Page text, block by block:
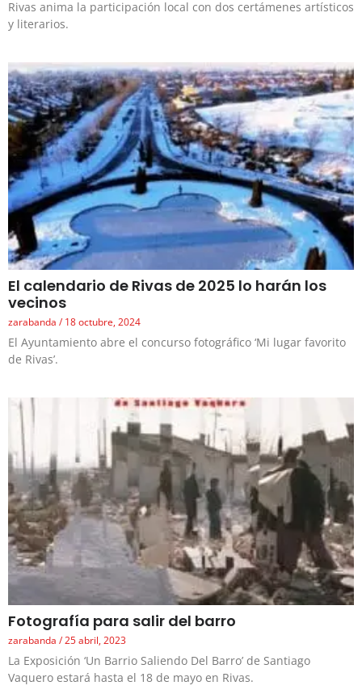
Rivas anima la participación local con dos certámenes artísticos
y literarios.
El calendario de Rivas de 2025 lo harán los
vecinos
zarabanda 18 octubre, 2024
El Ayuntamiento abre el concurso fotográfico ‘Mi lugar favorito
de Rivas’.
Fotografía para salir del barro
zarabanda 25 abril, 2023
La Exposición ‘Un Barrio Saliendo Del Barro’ de Santiago
Vaquero estará hasta el 18 de mayo en Rivas.